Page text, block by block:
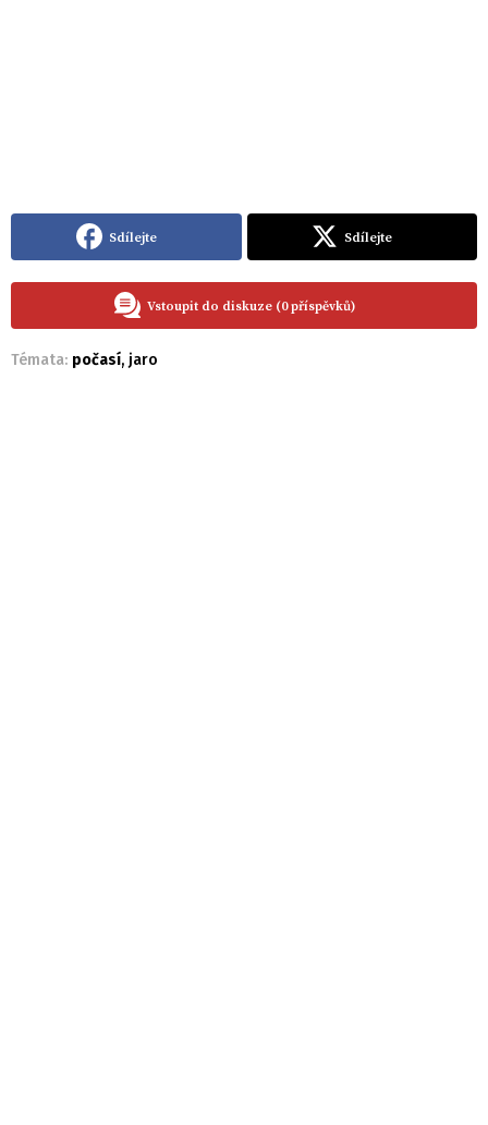
Sdílejte Sdílejte
Vstoupit do diskuze (0 příspěvků)
Témata: počasí, jaro